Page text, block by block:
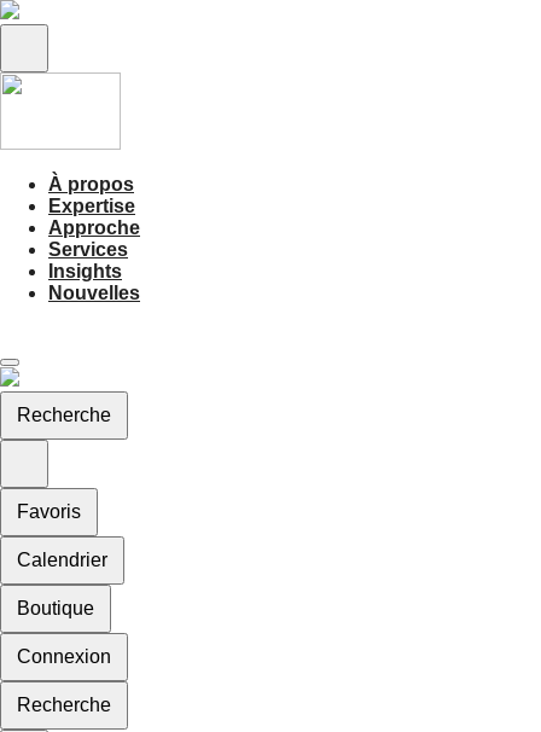
À propos
Expertise
Approche
Services
Insights
Nouvelles
Recherche
Favoris
Calendrier
Boutique
Connexion
Recherche